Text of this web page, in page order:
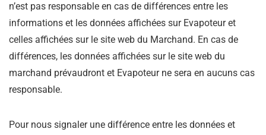
n’est pas responsable en cas de différences entre les
informations et les données affichées sur Evapoteur et
celles affichées sur le site web du Marchand. En cas de
différences, les données affichées sur le site web du
marchand prévaudront et Evapoteur ne sera en aucuns cas
responsable.
Pour nous signaler une différence entre les données et